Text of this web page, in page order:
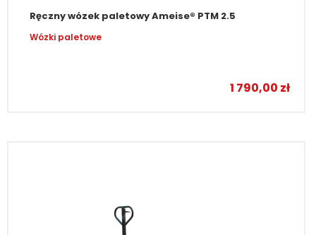
Ręczny wózek paletowy Ameise® PTM 2.5
Wózki paletowe
1 790,00 zł